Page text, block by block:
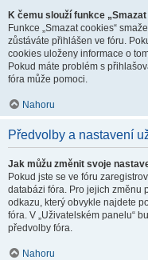
K čemu slouží funkce
Funkce „Smazat cookies“
zůstáváte přihlášen ve fóru.
cookies uloženy informace o
Pokud máte problém s
fóra může pomoci.
Nahoru
Předvolby a nastavení
Jak můžu změnit svoje
Pokud jste se ve fóru
databázi fóra. Pro jejich změnu
odkazu, který obvykle najdete
fóra. V „Uživatelském panelu“
předvolby fóra.
Nahoru